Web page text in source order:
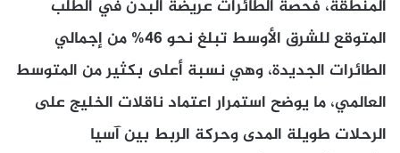
المنطقة، فحصة الطائرات عريضة البدن في الطلب
المتوقع للشرق الأوسط تبلغ نحو 46% من إجمالي
الطائرات الجديدة، وهي نسبة أعلى بكثير من المتوسط
العالمي، ما يوضح استمرار اعتماد ناقلات الخليج على
الرحلات طويلة المدى وحركة الربط بين آسيا